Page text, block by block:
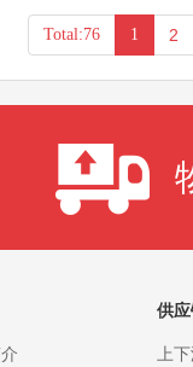
Total:76 1 2
供
上